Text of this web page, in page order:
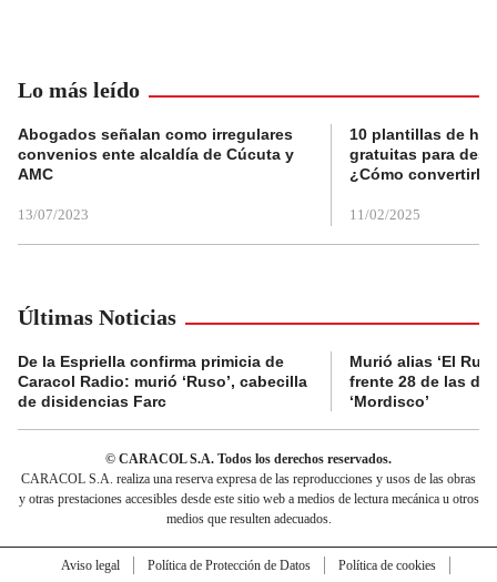
Lo más leído
Abogados señalan como irregulares
convenios ente alcaldía de Cúcuta y
AMC
13/07/2023
10 plantillas de
gratuitas para
¿Cómo convertirla
11/02/2025
Últimas Noticias
De la Espriella confirma primicia de
Caracol Radio: murió ‘Ruso’, cabecilla
de disidencias Farc
Murió alias ‘El
frente 28 de las
‘Mordisco’
© CARACOL S.A. Todos los derechos reservados.
CARACOL S.A. realiza una reserva expresa de las reproducciones y usos de las obras
y otras prestaciones accesibles desde este sitio web a medios de lectura mecánica u otros
medios que resulten adecuados.
Aviso legal Política de Protección de Datos
Política de cookies